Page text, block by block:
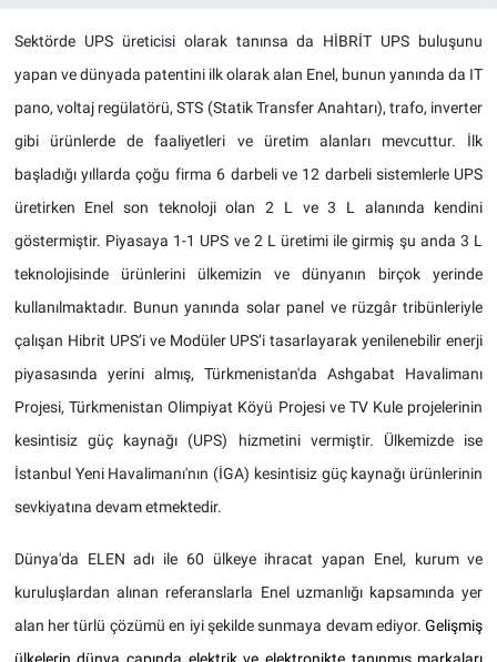
Sektörde UPS üreticisi olarak tanınsa da HİBRİT UPS buluşunu
yapan ve dünyada patentini ilk olarak alan Enel, bunun yanında da IT
pano, voltaj regülatörü, STS (Statik Transfer Anahtarı), trafo, inverter
gibi ürünlerde de faaliyetleri ve üretim alanları mevcuttur. İlk
başladığı yıllarda çoğu firma 6 darbeli ve 12 darbeli sistemlerle UPS
üretirken Enel son teknoloji olan 2 L ve 3 L alanında kendini
göstermiştir. Piyasaya 1-1 UPS ve 2 L üretimi ile girmiş şu anda 3 L
teknolojisinde ürünlerini ülkemizin ve dünyanın birçok yerinde
kullanılmaktadır. Bunun yanında solar panel ve rüzgâr tribünleriyle
çalışan Hibrit UPS’i ve Modüler UPS’i tasarlayarak yenilenebilir enerji
piyasasında yerini almış, Türkmenistan'da Ashgabat Havalimanı
Projesi, Türkmenistan Olimpiyat Köyü Projesi ve TV Kule projelerinin
kesintisiz güç kaynağı (UPS) hizmetini vermiştir. Ülkemizde ise
İstanbul Yeni Havalimanı'nın (İGA) kesintisiz güç kaynağı ürünlerinin
sevkiyatına devam etmektedir.
Dünya'da ELEN adı ile 60 ülkeye ihracat yapan Enel, kurum ve
kuruluşlardan alınan referanslarla Enel uzmanlığı kapsamında yer
alan her türlü çözümü en iyi şekilde sunmaya devam ediyor.Gelişmiş